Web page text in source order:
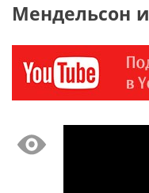
Мендельсон